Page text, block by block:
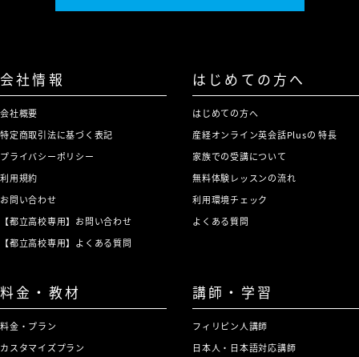
会社情報
会社概要
特定商取引法に基づく表記
プライバシーポリシー
利用規約
お問い合わせ
【都立高校専用】お問い合わせ
【都立高校専用】よくある質問
はじめての方へ
はじめての方へ
産経オンライン英会話Plusの 特長
家族での受講について
無料体験レッスンの流れ
利用環境チェック
よくある質問
料金・教材
料金・プラン
カスタマイズプラン
講師・学習
フィリピン人講師
日本人・日本語対応講師